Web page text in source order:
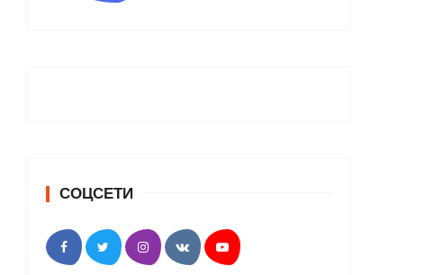
СОЦСЕТИ